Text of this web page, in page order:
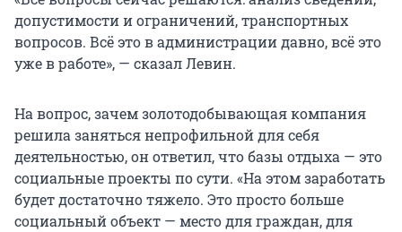
допустимости и ограничений, транспортных
вопросов. Всё это в администрации давно, всё это
уже в работе», — сказал Левин.
На вопрос, зачем золотодобывающая компания
решила заняться непрофильной для себя
деятельностью, он ответил, что базы отдыха — это
социальные проекты по сути. «На этом заработать
будет достаточно тяжело. Это просто больше
социальный объект — место для граждан, для